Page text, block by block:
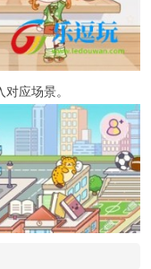
应场景。